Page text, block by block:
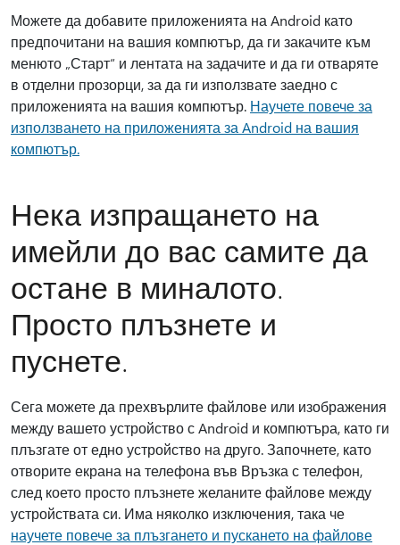
Можете да добавите приложенията на Android като
предпочитани на вашия компютър, да ги закачите към
менюто „Старт“ и лентата на задачите и да ги отваряте
в отделни прозорци, за да ги използвате заедно с
приложенията на вашия компютър. Научете повече за
използването на приложенията за Android на вашия
компютър.
Нека изпращането на
имейли до вас самите да
остане в миналото.
Просто плъзнете и
пуснете.
Сега можете да прехвърлите файлове или изображения
между вашето устройство с Android и компютъра, като ги
плъзгате от едно устройство на друго. Започнете, като
отворите екрана на телефона във Връзка с телефон,
след което просто плъзнете желаните файлове между
устройствата си. Има няколко изключения, така че
научете повече за плъзгането и пускането на файлове